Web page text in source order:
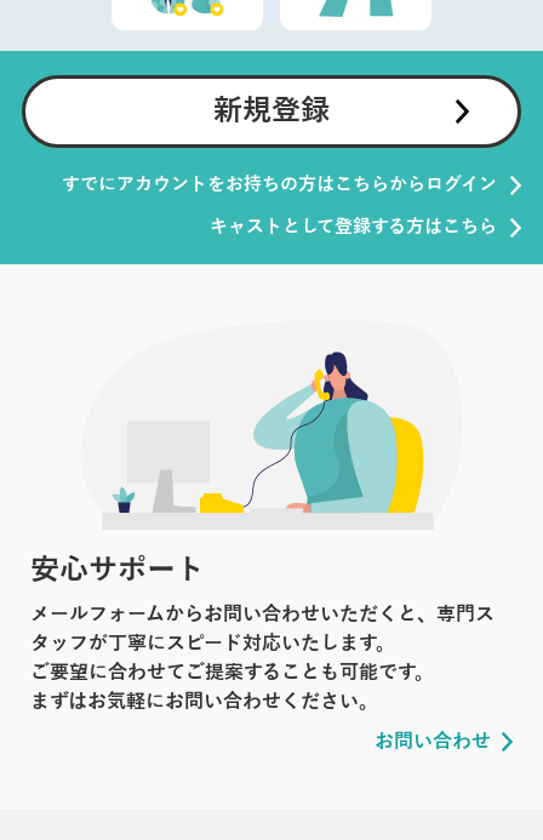
新規登録
すでにアカウントをお持ちの方はこちらからログイン
キャストとして登録する方はこちら
安心サポート
メールフォームからお問い合わせいただくと、専門ス
タッフが丁寧にスピード対応いたします。
ご要望に合わせてご提案することも可能です。
まずはお気軽にお問い合わせください。
お問い合わせ